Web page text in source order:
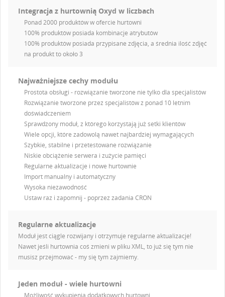
Integracja z hurtownią Oxyd w liczbach
Ponad 2000 produktów w ofercie hurtowni
100% produktów posiada kombinacje atrybutów
100% produktów posiada przypisane zdjęcia, a średnia ilość zdjęć
na produkt to około 3
Najważniejsze cechy modułu
Prostota obsługi - rozwiązanie tworzone nie tylko dla specjalistów
Rozwiązanie tworzone przez specjalistów z ponad 10 letnim
doświadczeniem
Sprawdzony moduł, z którego korzystają już setki klientów
Wiele opcji, które zadowolą nawet najbardziej wymagających
Szybkie, stabilne i przetestowane rozwiązanie
Niskie obciążenie serwera i zużycie pamięci
Regularne aktualizacje i nowe hurtownie
Import manualny i automatyczny
Wysoka niezawodność
Ustaw raz i zapomnij - poprzez zadania CRON
Regularne aktualizacje
Moduł jest ciągle rozwijany i otrzymuje regularne aktualizacje!
Nawet jeśli hurtownia coś zmieni w pliku XML, to już się tym nie
musisz przejmować - my się tym zajmiemy.
Jeden moduł - wiele hurtowni
Możliwość wykupienia dodatkowych hurtowni